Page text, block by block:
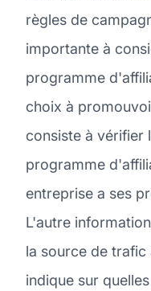
règles de
importante à
programme
choix à
consiste à vérifier
programme
entreprise a ses
L'autre
la source de
indique sur